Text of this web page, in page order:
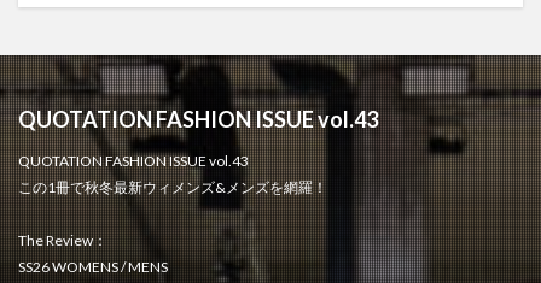
QUOTATION FASHION ISSUE vol.43
QUOTATION FASHION ISSUE vol.43
この1冊で秋冬最新ウィメンズ&メンズを網羅！
The Review：
SS26 WOMENS / MENS